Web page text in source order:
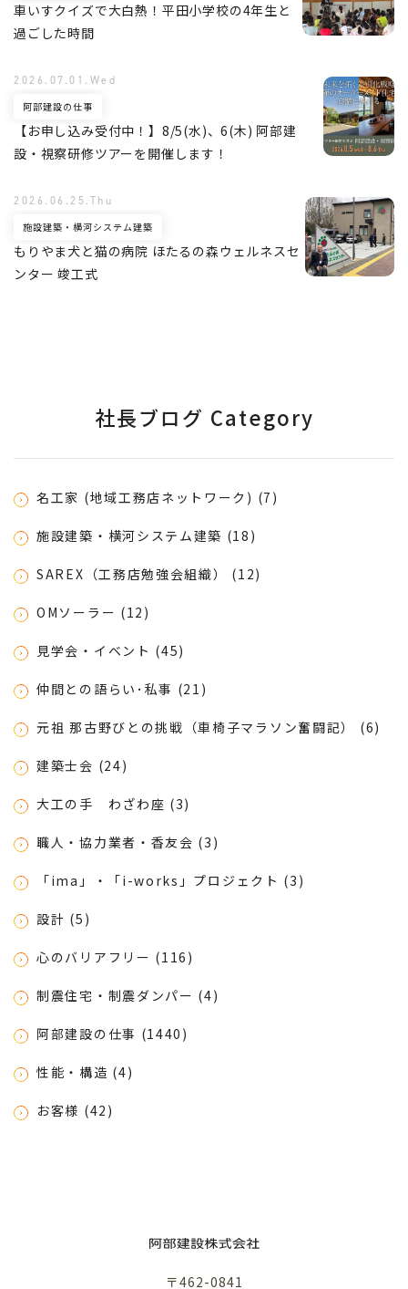
車いすクイズで大白熱！平田小学校の4年生と
過ごした時間
【お申し込み受付中！】8/5(水)、6(木) 阿部建
設・視察研修ツアーを開催します！
阿部建設の仕事
2026.07.01.Wed
もりやま犬と猫の病院 ほたるの森ウェルネスセ
ンター 竣工式
施設建築・横河システム建築
2026.06.25.Thu
社長ブログ Category
名工家 (地域工務店ネットワーク) (7)
施設建築・横河システム建築 (18)
SAREX（工務店勉強会組織） (12)
OMソーラー (12)
見学会・イベント (45)
仲間との語らい･私事 (21)
元祖 那古野びとの挑戦（車椅子マラソン奮闘記） (6)
建築士会 (24)
大工の手 わざわ座 (3)
職人・協力業者・香友会 (3)
「ima」・「i-works」プロジェクト (3)
設計 (5)
心のバリアフリー (116)
制震住宅・制震ダンパー (4)
阿部建設の仕事 (1440)
性能・構造 (4)
お客様 (42)
〒462-0841